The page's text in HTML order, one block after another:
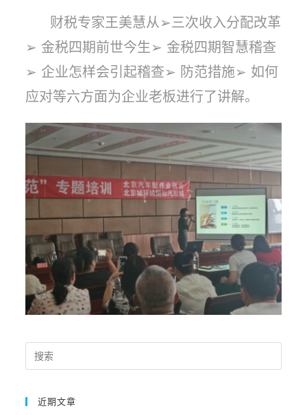
财税专家王美慧从➢三次收入分配改革
➢ 金税四期前世今生➢ 金税四期智慧稽查
➢ 企业怎样会引起稽查➢ 防范措施➢ 如何
应对等六方面为企业老板进行了讲解。
近期文章